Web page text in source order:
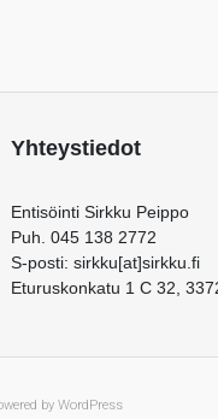
Yhteystiedot
Entisöinti Sirkku Peippo
Puh. 045 138 2772
S-posti: sirkku[at]sirkku.fi
Eturuskonkatu 1 C 32,
by WordPress